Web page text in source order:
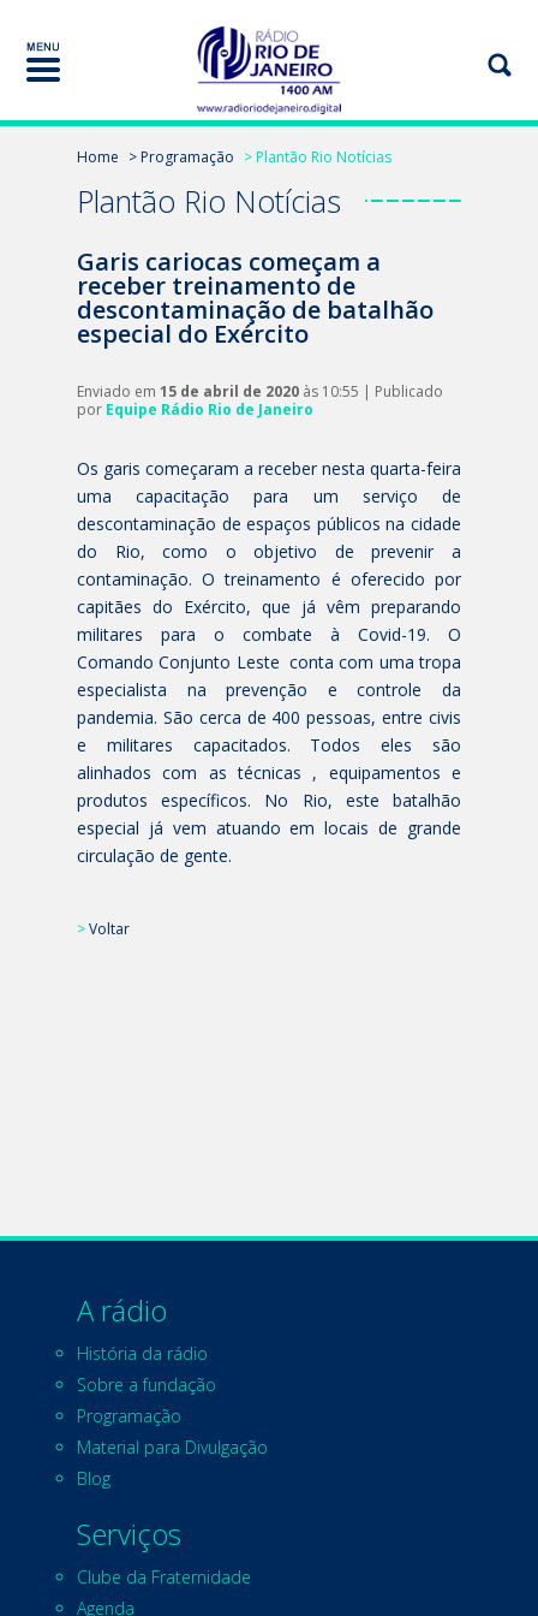
Home > Programação > Plantão Rio Notícias
Plantão Rio Notícias
Garis cariocas começam a
receber treinamento de
descontaminação de batalhão
especial do Exército
Enviado em 15 de abril de 2020 às 10:55 | Publicado
por Equipe Rádio Rio de Janeiro
Os garis começaram a receber nesta quarta-feira
uma capacitação para um serviço de
descontaminação de espaços públicos na cidade
do Rio, como o objetivo de prevenir a
contaminação. O treinamento é oferecido por
capitães do Exército, que já vêm preparando
militares para o combate à Covid-19. O
Comando Conjunto Leste conta com uma tropa
especialista na prevenção e controle da
pandemia. São cerca de 400 pessoas, entre civis
e militares capacitados. Todos eles são
alinhados com as técnicas , equipamentos e
produtos específicos. No Rio, este batalhão
especial já vem atuando em locais de grande
circulação de gente.
>Voltar
A rádio
História da rádio
Sobre a fundação
Programação
Material para Divulgação
Blog
Serviços
Clube da Fraternidade
Agenda